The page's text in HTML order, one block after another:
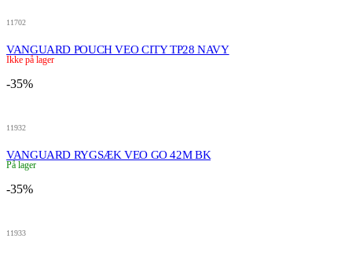
11702
VANGUARD POUCH VEO CITY TP28 NAVY
Ikke på lager
-35%
11932
VANGUARD RYGSÆK VEO GO 42M BK
På lager
-35%
11933